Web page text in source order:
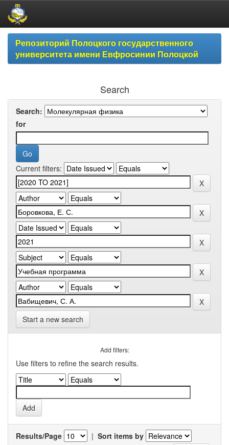
Skip
navigationРепозиторий Полоцкого государственного
университета имени Евфросинии Полоцкой
Search
Search:
for
Current filters:
Start a new search
Add filters:
Use filters to refine the search results.
Results/Page | Sort items by